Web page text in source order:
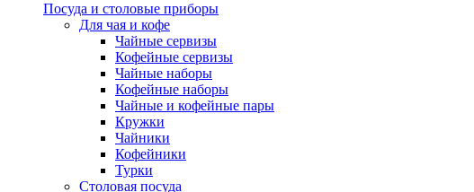
Посуда и столовые приборы
Для чая и кофе
Чайные сервизы
Кофейные сервизы
Чайные наборы
Кофейные наборы
Чайные и кофейные пары
Кружки
Чайники
Кофейники
Турки
Столовая посуда